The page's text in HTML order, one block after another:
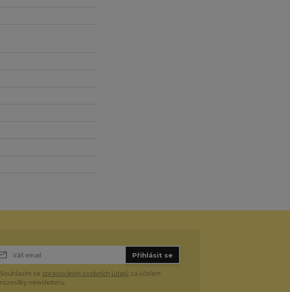
Přihlásit se
Souhlasím se zpracováním osobních údajů za účelem
rozesílky newsletteru.